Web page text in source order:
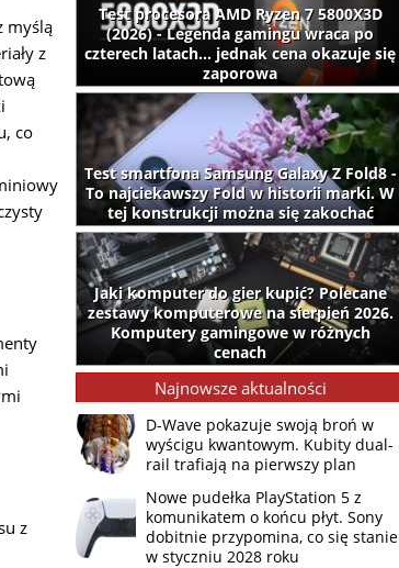
myślą
z
co
z
Test procesora AMD Ryzen 7 5800X3D
(2026) - Legenda gamingu wraca po
czterech latach... jednak cena okazuje się
zaporowa
Test smartfona Samsung Galaxy Z Fold8 -
To najciekawszy Fold w historii marki. W
tej konstrukcji można się zakochać
Jaki komputer do gier kupić? Polecane
zestawy komputerowe na sierpień 2026.
Komputery gamingowe w różnych
cenach
Najnowsze aktualności
D-Wave pokazuje swoją broń w
wyścigu kwantowym. Kubity dual-
rail trafiają na pierwszy plan
Nowe pudełka PlayStation 5 z
komunikatem o końcu płyt. Sony
dobitnie przypomina, co się stanie
w styczniu 2028 roku